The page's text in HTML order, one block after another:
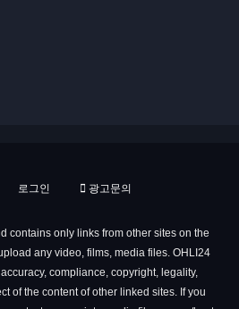
로그인 광고문의
contains only links from other sites on the
any video, films, media files. OHLI24
compliance, copyright, legality,
of the content of other linked sites. If you